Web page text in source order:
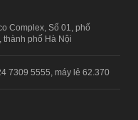
Complex, Số 01, phố
phố Hà Nội
7309 5555, máy lẻ 62.370